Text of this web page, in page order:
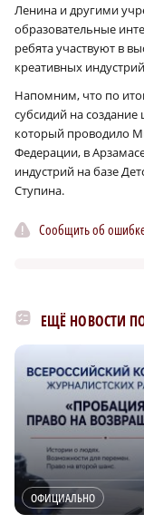
Ленина и другими
образовательные
ребята участвуют в
креативных
Напомним, что по
субсидий на
который проводило
Федерации, в
индустрий на базе
Ступина.
Сообщить об
ЕЩЁ НОВОСТИ
ОФИЦИАЛЬНО